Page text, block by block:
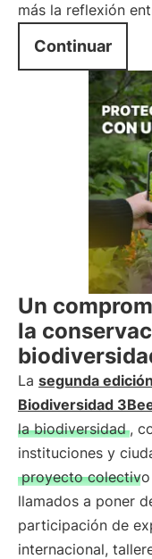
más la reflexión
Continuar
Un
la
La segunda
Biodiversidad
la biodiversidad ,
instituciones y
proyecto colectivo
llamados a poner
participación de
internacional,